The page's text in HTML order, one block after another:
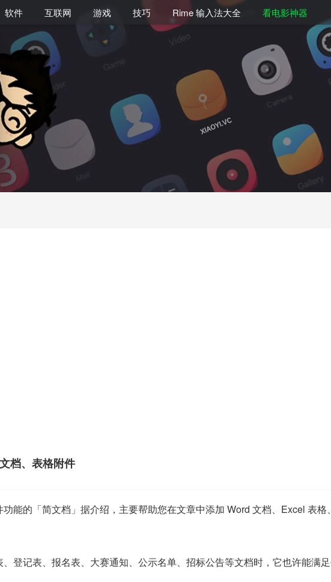
软件 互联网 游戏 技巧 Rime 输入法大全 看电影神器
档、表格附件
能的「简文档」据介绍，主要帮助您在文章中添加 Word 文档、Excel 表
登记表、报名表、大赛通知、公示名单、招标公告等文档时，它也许能满